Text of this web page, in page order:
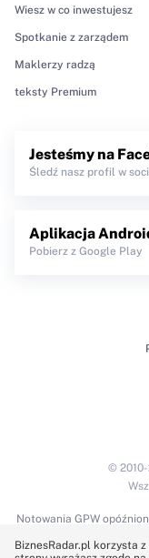
Wiesz w co inwestujesz
Spotkanie z zarządem
Maklerzy radzą
teksty Premium
Jesteśmy na
Śledź nasz profil w
Aplikacja
Pobierz z Google Play
Notowania GPW
© 2010-
BiznesRadar.pl korzysta